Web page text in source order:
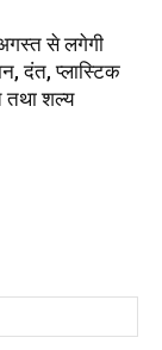
से लगेगी
दंत, प्लास्टिक
तथा शल्य